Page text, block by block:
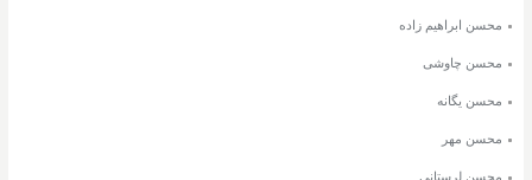
محسن ابراهیم زاده
محسن چاوشی
محسن یگانه
محسن مهر
محسن لرستانی